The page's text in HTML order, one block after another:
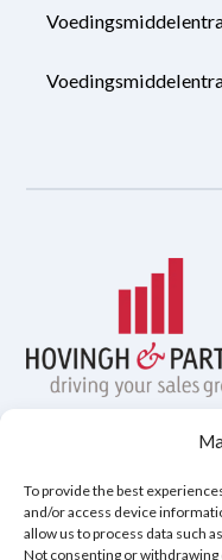
To provide the best
and/or access device
allow us to process data such
Not consenting or
Privacybeleid